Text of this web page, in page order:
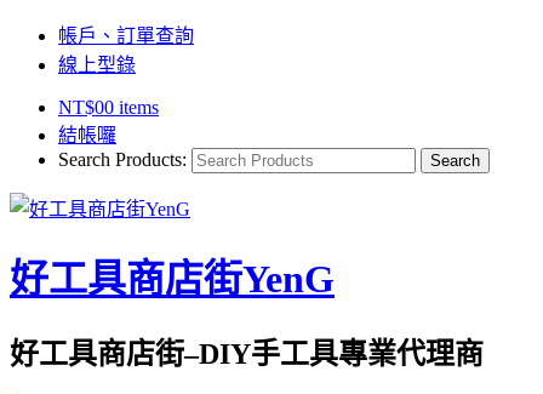
帳戶、訂單查詢
線上型錄
NT$00 items
結帳囉
Search Products:
好工具商店街YenG
好工具商店街–DIY手工具專業代理商